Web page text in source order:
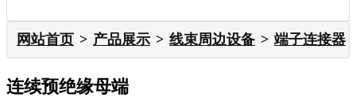
网站首页 产品展示 线束周边设备 端子连接器
连续预绝缘母端